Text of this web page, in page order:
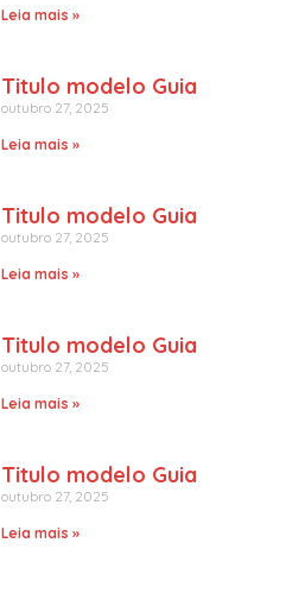
Leia mais »
Titulo modelo Guia
outubro 27, 2025
Leia mais »
Titulo modelo Guia
outubro 27, 2025
Leia mais »
Titulo modelo Guia
outubro 27, 2025
Leia mais »
Titulo modelo Guia
outubro 27, 2025
Leia mais »